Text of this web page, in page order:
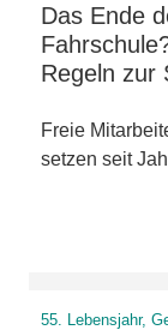
Das Ende
Regeln zur
Freie
setzen seit
55. Lebensjahr,